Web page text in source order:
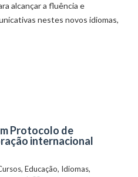
alcançar a fluência e
nestes novos idiomas,
Protocolo de
internacional
, Educação, Idiomas